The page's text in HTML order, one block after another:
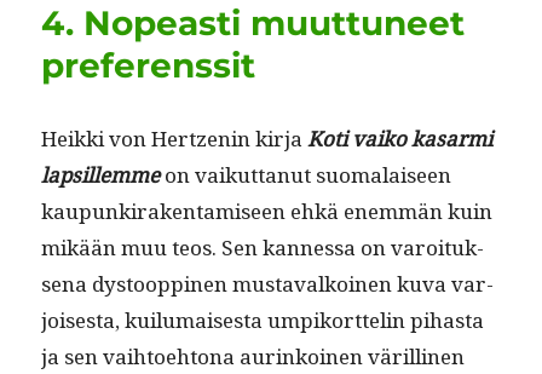
4. Nopeasti muuttuneet
preferenssit
Heik­ki von Hertzenin kir­jaKoti vaiko kasar­mi
lap­sillemmeon vaikut­tanut suo­ma­laiseen
kaupunki­rak­en­tamiseen ehkä enem­män kuin
mikään muu teos. Sen kan­nes­sa on varoituk­
se­na dys­toop­pinen mus­tavalkoinen kuva var­
jois­es­ta, kuilumais­es­ta umpiko­rt­telin pihas­ta
ja sen vai­h­toe­htona aurinkoinen värilli­nen